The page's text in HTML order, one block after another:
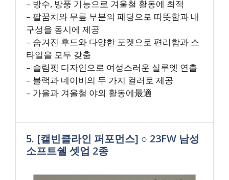
– 방수, 방풍 기능으로 겨울철 활동에 최적
– 팔꿈치와 무릎 부분의 패딩으로 따뜻함과 내
구성을 동시에 제공
– 숨겨진 후드와 다양한 포켓으로 편리함과 스
타일을 모두 갖춤
– 슬림핏 디자인으로 여성스러운 실루엣 연출
– 블랙과 네이비의 두 가지 컬러로 제공
– 가을과 겨울철 야외 활동에最適
5. [캘빈클라인 퍼포먼스] ○ 23FW 남성
소프트쉘 셋업 2종